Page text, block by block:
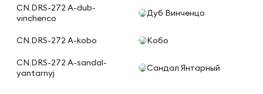
CN.DRS-272 A-dub-
vinchenco
Дуб Винченцо
CN.DRS-272 A-kobo Кобо
CN.DRS-272 A-sandal-
yantarnyj
Сандал Янтарный